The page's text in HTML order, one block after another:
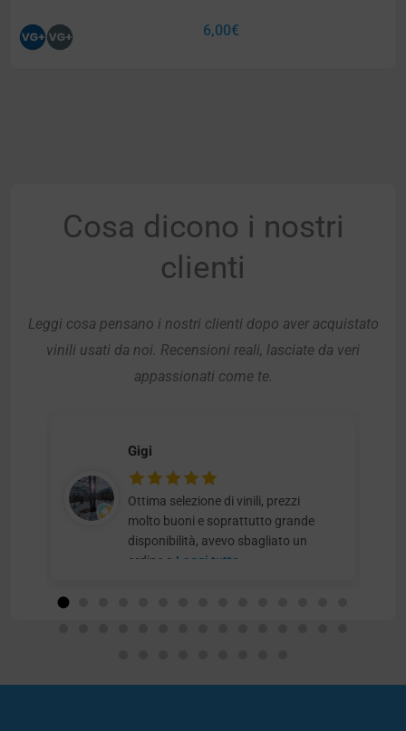
6,00€
Cosa dicono i nostri
clienti
Leggi cosa pensano i nostri clienti dopo aver acquistato
vinili usati da noi. Recensioni reali, lasciate da veri
appassionati come te.
Gigi
Ottima selezione di vinili, prezzi
molto buoni e soprattutto grande
disponibilità, avevo sbagliato un
ordine e Leggi tutto